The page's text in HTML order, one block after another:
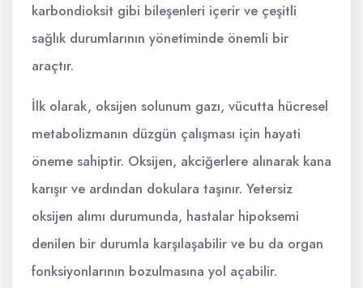
karbondioksit gibi bileşenleri içerir ve çeşitli
sağlık durumlarının yönetiminde önemli bir
araçtır.
İlk olarak, oksijen solunum gazı, vücutta hücresel
metabolizmanın düzgün çalışması için hayati
öneme sahiptir. Oksijen, akciğerlere alınarak kana
karışır ve ardından dokulara taşınır. Yetersiz
oksijen alımı durumunda, hastalar hipoksemi
denilen bir durumla karşılaşabilir ve bu da organ
fonksiyonlarının bozulmasına yol açabilir.